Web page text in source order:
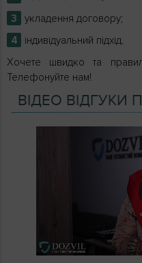
укладення договору;
індивідуальний підхід.
Хочете швидко та
Телефонуйте нам!
ВІДЕО ВІДГУКИ